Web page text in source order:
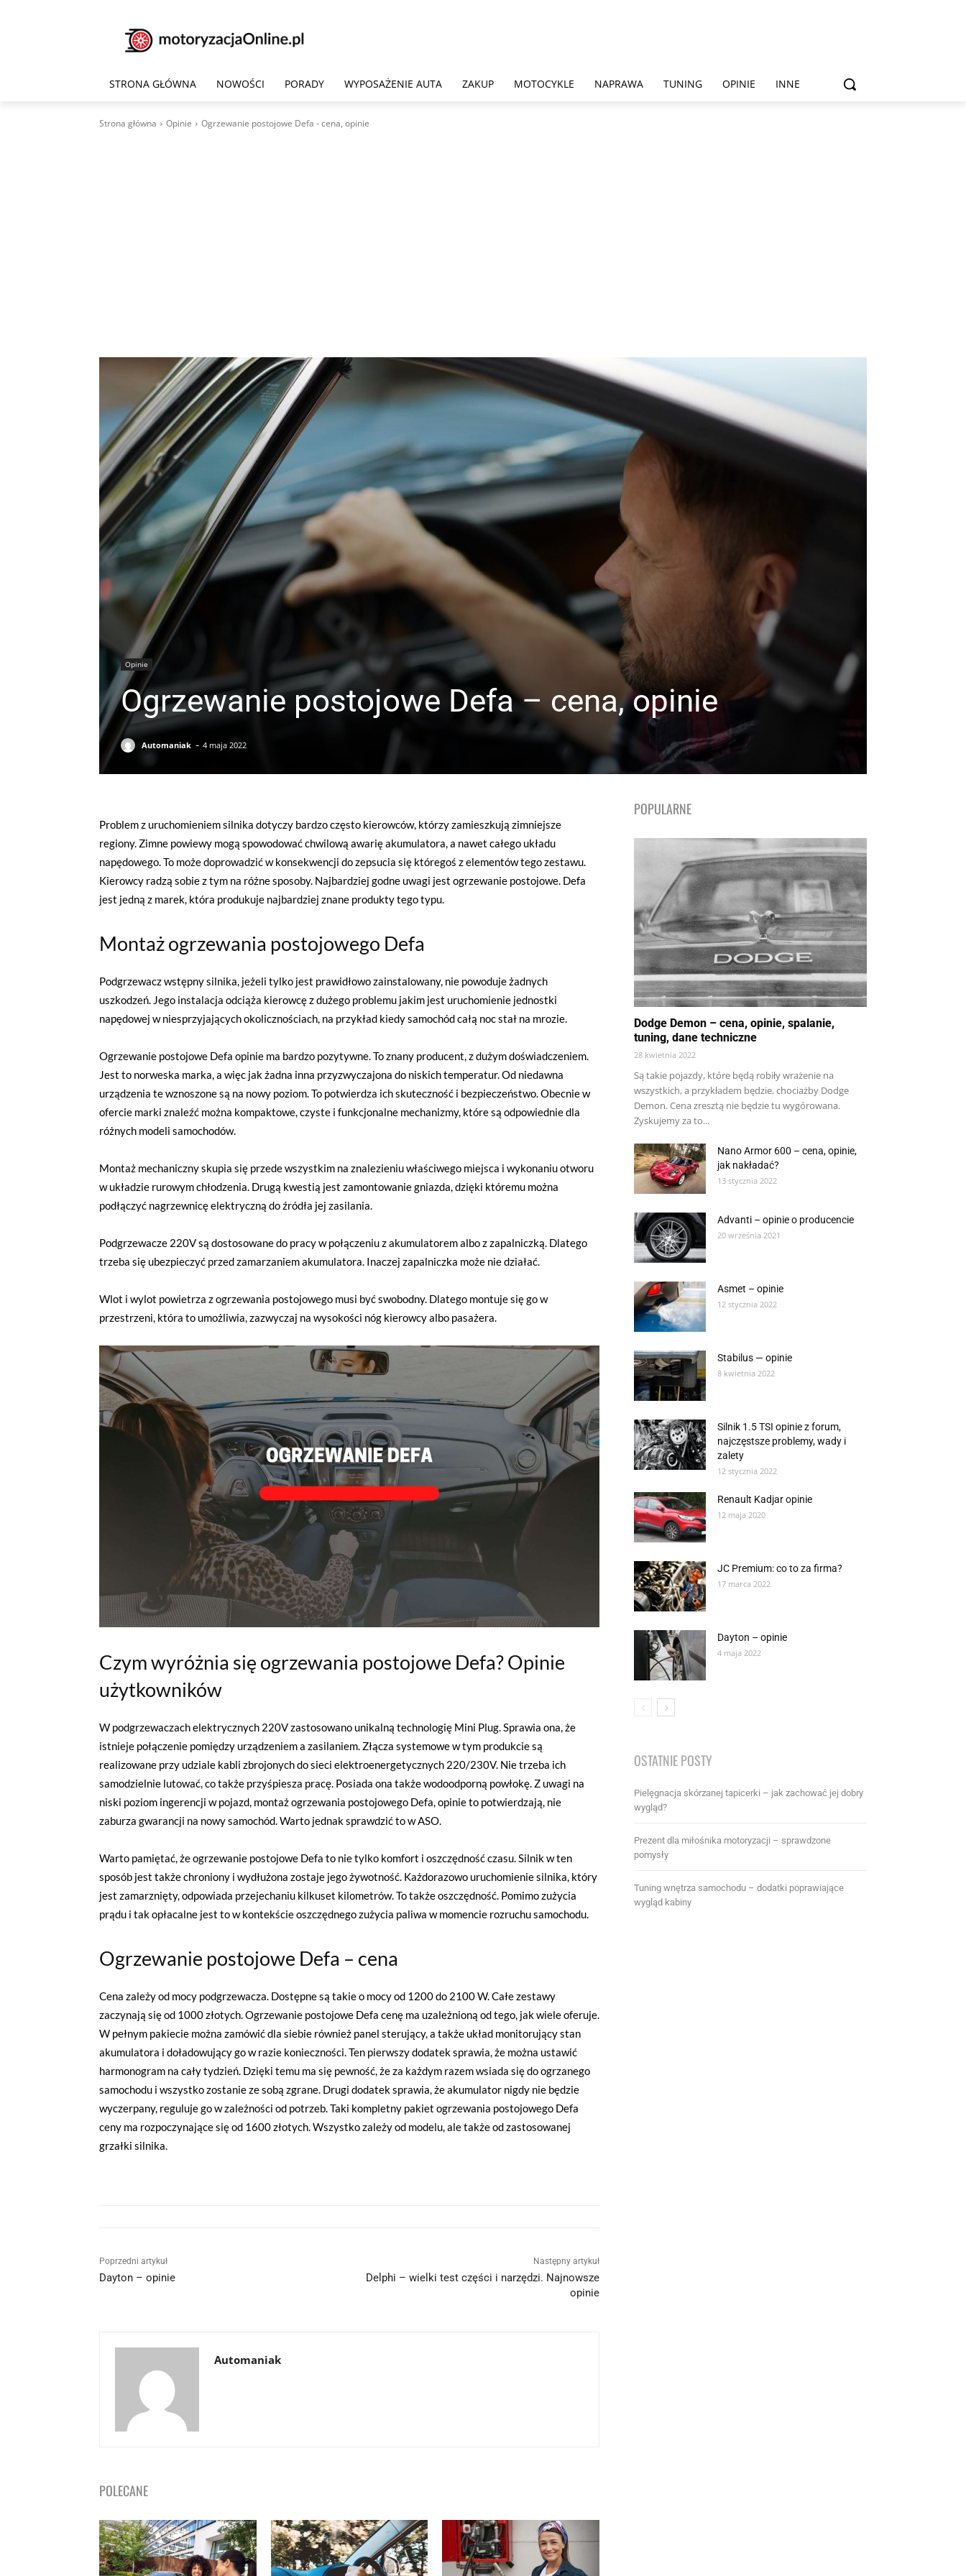
STRONA GŁÓWNA NOWOŚCI PORADY WYPOSAŻENIE AUTA ZAKUP MOTOCYKLE NAPRAWA TUNING OPINIE INNE
Strona główna Opinie Ogrzewanie postojowe Defa - cena, opinie
Opinie
Ogrzewanie postojowe Defa – cena, opinie
Automaniak - 4 maja 2022
Problem z uruchomieniem silnika dotyczy bardzo często kierowców, którzy zamieszkują zimniejsze
regiony. Zimne powiewy mogą spowodować chwilową awarię akumulatora, a nawet całego układu
napędowego. To może doprowadzić w konsekwencji do zepsucia się któregoś z elementów tego zestawu.
Kierowcy radzą sobie z tym na różne sposoby. Najbardziej godne uwagi jest ogrzewanie postojowe. Defa
jest jedną z marek, która produkuje najbardziej znane produkty tego typu.
Montaż ogrzewania postojowego Defa
Podgrzewacz wstępny silnika, jeżeli tylko jest prawidłowo zainstalowany, nie powoduje żadnych
uszkodzeń. Jego instalacja odciąża kierowcę z dużego problemu jakim jest uruchomienie jednostki
napędowej w niesprzyjających okolicznościach, na przykład kiedy samochód całą noc stał na mrozie.
Ogrzewanie postojowe Defa opinie ma bardzo pozytywne. To znany producent, z dużym doświadczeniem.
Jest to norweska marka, a więc jak żadna inna przyzwyczajona do niskich temperatur. Od niedawna
urządzenia te wznoszone są na nowy poziom. To potwierdza ich skuteczność i bezpieczeństwo. Obecnie w
ofercie marki znaleźć można kompaktowe, czyste i funkcjonalne mechanizmy, które są odpowiednie dla
różnych modeli samochodów.
Montaż mechaniczny skupia się przede wszystkim na znalezieniu właściwego miejsca i wykonaniu otworu
w układzie rurowym chłodzenia. Drugą kwestią jest zamontowanie gniazda, dzięki któremu można
podłączyć nagrzewnicę elektryczną do źródła jej zasilania.
Podgrzewacze 220V są dostosowane do pracy w połączeniu z akumulatorem albo z zapalniczką. Dlatego
trzeba się ubezpieczyć przed zamarzaniem akumulatora. Inaczej zapalniczka może nie działać.
Wlot i wylot powietrza z ogrzewania postojowego musi być swobodny. Dlatego montuje się go w
przestrzeni, która to umożliwia, zazwyczaj na wysokości nóg kierowcy albo pasażera.
Czym wyróżnia się ogrzewania postojowe Defa? Opinie
użytkowników
W podgrzewaczach elektrycznych 220V zastosowano unikalną technologię Mini Plug. Sprawia ona, że
istnieje połączenie pomiędzy urządzeniem a zasilaniem. Złącza systemowe w tym produkcie są
realizowane przy udziale kabli zbrojonych do sieci elektroenergetycznych 220/230V. Nie trzeba ich
samodzielnie lutować, co także przyśpiesza pracę. Posiada ona także wodoodporną powłokę. Z uwagi na
niski poziom ingerencji w pojazd, montaż ogrzewania postojowego Defa, opinie to potwierdzają, nie
zaburza gwarancji na nowy samochód. Warto jednak sprawdzić to w ASO.
Warto pamiętać, że ogrzewanie postojowe Defa to nie tylko komfort i oszczędność czasu. Silnik w ten
sposób jest także chroniony i wydłużona zostaje jego żywotność. Każdorazowo uruchomienie silnika, który
jest zamarznięty, odpowiada przejechaniu kilkuset kilometrów. To także oszczędność. Pomimo zużycia
prądu i tak opłacalne jest to w kontekście oszczędnego zużycia paliwa w momencie rozruchu samochodu.
Ogrzewanie postojowe Defa – cena
Cena zależy od mocy podgrzewacza. Dostępne są takie o mocy od 1200 do 2100 W. Całe zestawy
zaczynają się od 1000 złotych. Ogrzewanie postojowe Defa cenę ma uzależnioną od tego, jak wiele oferuje.
W pełnym pakiecie można zamówić dla siebie również panel sterujący, a także układ monitorujący stan
akumulatora i doładowujący go w razie konieczności. Ten pierwszy dodatek sprawia, że można ustawić
harmonogram na cały tydzień. Dzięki temu ma się pewność, że za każdym razem wsiada się do ogrzanego
samochodu i wszystko zostanie ze sobą zgrane. Drugi dodatek sprawia, że akumulator nigdy nie będzie
wyczerpany, reguluje go w zależności od potrzeb. Taki kompletny pakiet ogrzewania postojowego Defa
ceny ma rozpoczynające się od 1600 złotych. Wszystko zależy od modelu, ale także od zastosowanej
grzałki silnika.
Poprzedni artykuł
Dayton – opinie
Następny artykuł
Delphi – wielki test części i narzędzi. Najnowsze
opinie
Automaniak
POLECANE
POPULARNE
Dodge Demon – cena, opinie, spalanie,
tuning, dane techniczne
28 kwietnia 2022
Są takie pojazdy, które będą robiły wrażenie na
wszystkich, a przykładem będzie, chociażby Dodge
Demon. Cena zresztą nie będzie tu wygórowana.
Zyskujemy za to...
Nano Armor 600 – cena, opinie,
jak nakładać?
13 stycznia 2022
Advanti – opinie o producencie
20 września 2021
Asmet – opinie
12 stycznia 2022
Stabilus — opinie
8 kwietnia 2022
Silnik 1.5 TSI opinie z forum,
najczęstsze problemy, wady i
zalety
12 stycznia 2022
Renault Kadjar opinie
12 maja 2020
JC Premium: co to za firma?
17 marca 2022
Dayton – opinie
4 maja 2022
OSTATNIE POSTY
Pielęgnacja skórzanej tapicerki – jak zachować jej dobry
wygląd?
Prezent dla miłośnika motoryzacji – sprawdzone
pomysły
Tuning wnętrza samochodu – dodatki poprawiające
wygląd kabiny